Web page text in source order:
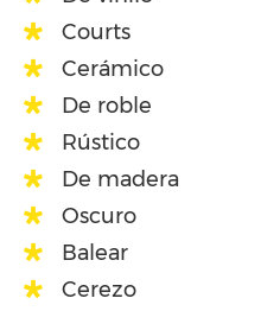
Courts
Cerámico
De roble
Rústico
De madera
Oscuro
Balear
Cerezo